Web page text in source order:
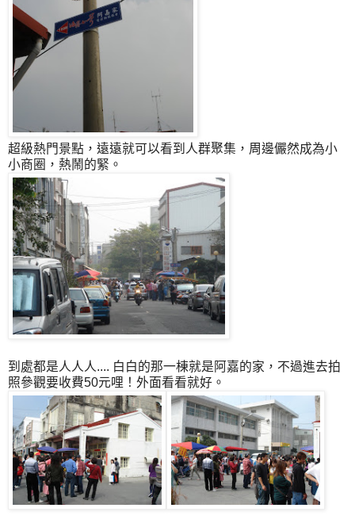
超級熱門景點，遠遠就可以看到人群聚集，周邊儼然成為小
小商圈，熱鬧的緊。
到處都是人人人.... 白白的那一棟就是阿嘉的家，不過進去拍
照參觀要收費50元哩！外面看看就好。